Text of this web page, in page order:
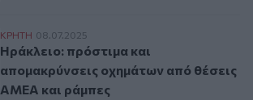
Ηράκλειο: πρόστιμα και
ΚΡΗΤΗ 08.07.2025
Ηράκλειο: πρόστιμα και
απομακρύνσεις οχημάτων από θέσεις
ΑΜΕΑ και ράμπες